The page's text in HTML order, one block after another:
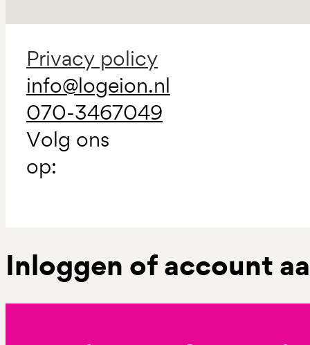
Privacy policy
info@logeion.nl
070-3467049
Volg ons
op:
Inloggen of account